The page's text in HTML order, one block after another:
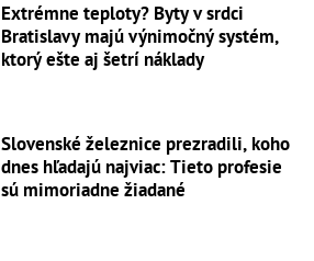
Extrémne teploty? Byty v srdci
Bratislavy majú výnimočný systém,
ktorý ešte aj šetrí náklady
Slovenské železnice prezradili, koho
dnes hľadajú najviac: Tieto profesie
sú mimoriadne žiadané